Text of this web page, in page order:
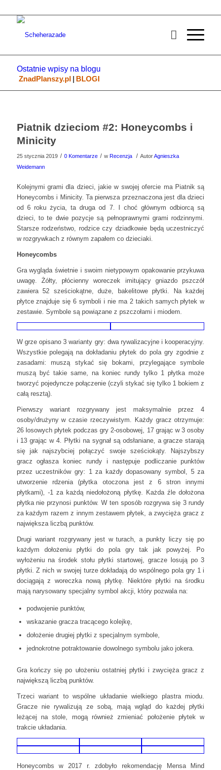
Ostatnie wpisy na blogu
ZnadPlanszy.pl | BLOGI
Piatnik dzieciom #2: Honeycombs i
Minicity
25 stycznia 2019 / 0 Komentarze / w Recenzja / AutorAgnieszka
Weidemann
Kolejnymi grami dla dzieci, jakie w swojej ofercie ma Piatnik są
Honeycombs i Minicity. Ta pierwsza przeznaczona jest dla dzieci
od 6 roku życia, ta druga od 7. I choć głównym odbiorcą są
dzieci, to te dwie pozycje są pełnoprawnymi grami rodzinnymi.
Starsze rodzeństwo, rodzice czy dziadkowie będą uczestniczyć
w rozgrywkach z równym zapałem co dzieciaki.
Honeycombs
Gra wygląda świetnie i swoim nietypowym opakowanie przykuwa
uwagę. Żółty, płócienny woreczek imitujący gniazdo pszczół
zawiera 52 sześciokątne, duże, bakelitowe płytki. Na każdej
płytce znajduje się 6 symboli i nie ma 2 takich samych płytek w
zestawie. Symbole są powiązane z pszczołami i miodem.
W grze opisano 3 warianty gry: dwa rywalizacyjne i kooperacyjny.
Wszystkie polegają na dokładaniu płytek do pola gry zgodnie z
zasadami: muszą stykać się bokami, przylegające symbole
muszą być takie same, na koniec rundy tylko 1 płytka może
tworzyć pojedyncze połączenie (czyli stykać się tylko 1 bokiem z
całą resztą).
Pierwszy wariant rozgrywany jest maksymalnie przez 4
osoby/drużyny w czasie rzeczywistym. Każdy gracz otrzymuje:
26 losowych płytek podczas gry 2-osobowej, 17 grając w 3 osoby
i 13 grając w 4. Płytki na sygnał są odsłaniane, a gracze starają
się jak najszybciej połączyć swoje sześciokąty. Najszybszy
gracz ogłasza koniec rundy i następuje podliczanie punktów
przez uczestników gry: 1 za każdy dopasowany symbol, 5 za
utworzenie rdzenia (płytka otoczona jest z 6 stron innymi
płytkami), -1 za każdą niedołożoną płytkę. Każda źle dołożona
płytka nie przynosi punktów. W ten sposób rozgrywa się 3 rundy
za każdym razem z innym zestawem płytek, a zwycięża gracz z
największa liczbą punktów.
Drugi wariant rozgrywany jest w turach, a punkty liczy się po
każdym dołożeniu płytki do pola gry tak jak powyżej. Po
wyłożeniu na środek stołu płytki startowej, gracze losują po 3
płytki. Z nich w swojej turze dokładają do wspólnego pola gry 1 i
dociągają z woreczka nową płytkę. Niektóre płytki na środku
mają narysowany specjalny symbol akcji, który pozwala na:
podwojenie punktów,
wskazanie gracza tracącego kolejkę,
dołożenie drugiej płytki z specjalnym symbole,
jednokrotne potraktowanie dowolnego symbolu jako jokera.
Gra kończy się po ułożeniu ostatniej płytki i zwycięża gracz z
największą liczbą punktów.
Trzeci wariant to wspólne układanie wielkiego plastra miodu.
Gracze nie rywalizują ze sobą, mają wgląd do każdej płytki
leżącej na stole, mogą również zmieniać położenie płytek w
trakcie układania.
Honeycombs w 2017 r. zdobyło rekomendację Mensa Mind